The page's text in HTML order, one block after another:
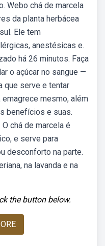
Webo chá de marcela
da planta herbácea
Ele tem
anestésicas e.
há 26 minutos. Faça
o açúcar no sangue —
que serve e tentar
mesmo, além
benefícios e suas.
chá de marcela é
e serve para
desconforto na parte.
na lavanda e na
the button below.